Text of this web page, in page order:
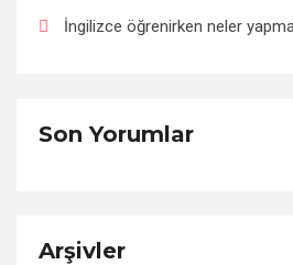
İngilizce öğrenirken neler
Son Yorumlar
Arşivler